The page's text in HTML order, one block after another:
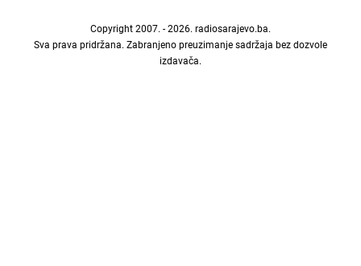
Copyright 2007. - 2026. radiosarajevo.ba.
Sva prava pridržana. Zabranjeno preuzimanje sadržaja bez dozvole
izdavača.